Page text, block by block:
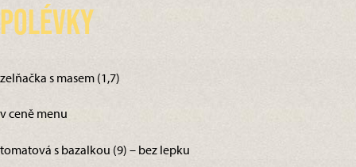
Polévky
zelňačka s masem (1,7)
v ceně menu
tomatová s bazalkou (9) – bez lepku